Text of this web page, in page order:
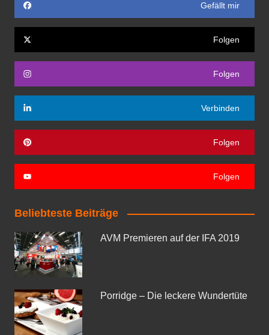
Gefällt mir
Folgen
Folgen
Verbinden
Folgen
Folgen
Beliebteste Beiträge
AVM Premieren auf der IFA 2019
Porridge – Die leckere Wundertüte